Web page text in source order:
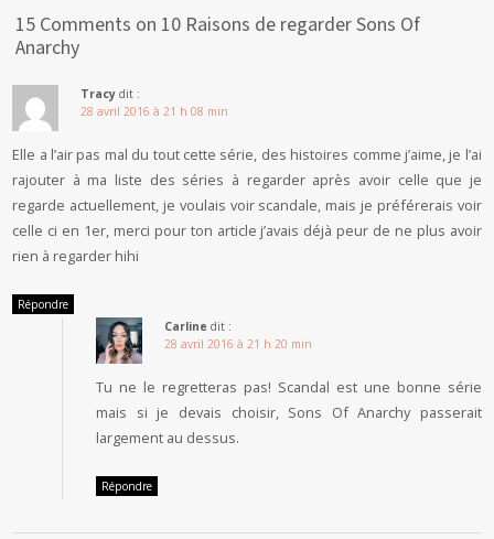
15 Comments on 10 Raisons de regarder Sons Of
Anarchy
Tracy dit :
28 avril 2016 à 21 h 08 min
Elle a l’air pas mal du tout cette série, des histoires comme j’aime, je l’ai
rajouter à ma liste des séries à regarder après avoir celle que je
regarde actuellement, je voulais voir scandale, mais je préférerais voir
celle ci en 1er, merci pour ton article j’avais déjà peur de ne plus avoir
rien à regarder hihi
Répondre
Carline dit :
28 avril 2016 à 21 h 20 min
Tu ne le regretteras pas! Scandal est une bonne série
mais si je devais choisir, Sons Of Anarchy passerait
largement au dessus.
Répondre